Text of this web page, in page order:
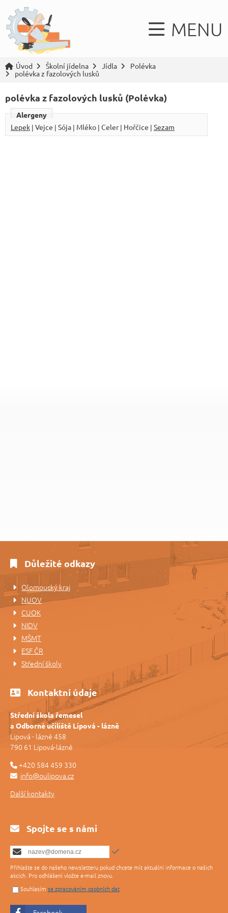
MENU
Úvod Školní jídelna Jídla
Polévka
polévka z fazolových lusků
polévka z fazolových lusků (Polévka)
Alergeny
Lepek | Vejce | Sója | Mléko | Celer | Hořčice | Sezam
Důležité odkazy
Olomoucký kraj
NUOV
CUOK
NIDV
MŠMT
ESF ČR
Střední školy
Kontaktní údaje
Střední škola řemesel
a Odborné učiliště Lipová - lázně
Lipová - lázně 458
790 61 Lipová-lázně
+420 584 459 330
info@oulipova.cz
Další kontakty
Spojte se s námi
Přihlašte se do našeho newsletteru pokud chcete mít aktuální informace o našich
akcích. Pro odhlášení vložte e-mail znovu.
Souhlasím se zpracováním osobních dat